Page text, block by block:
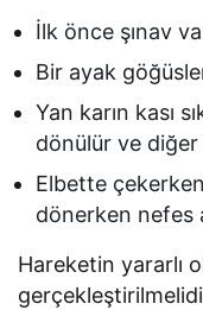
İlk önce şınav
Bir ayak
Yan karın kası
dönülür ve
Elbette
dönerken nefes
Hareketin yararlı